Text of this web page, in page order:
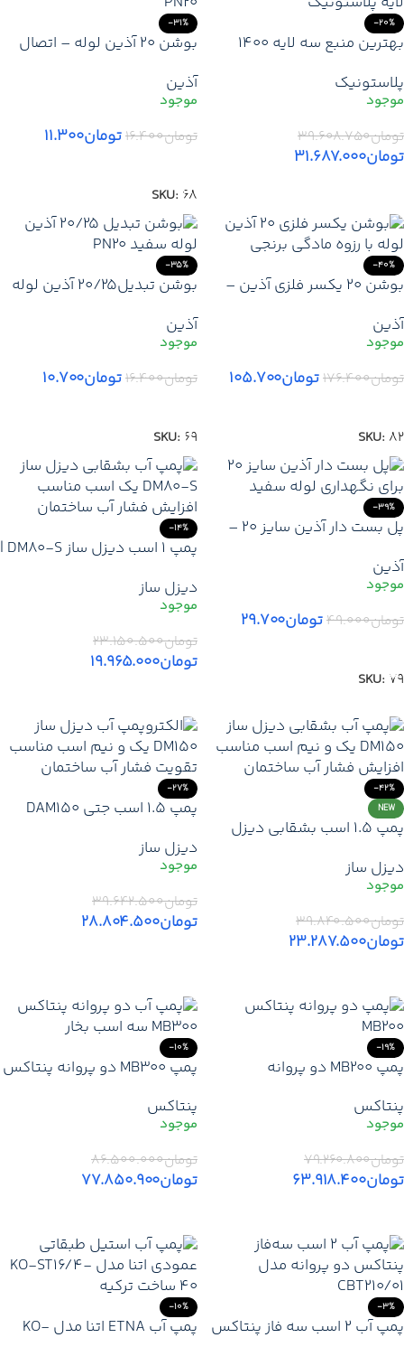
-20%
بهترین منبع سه لایه 1400
لیتری پلاستونیک با تخفیف در
تهران کرج دماوند
پلاستونیک
تومان۳۹.۶۰۸.۷۵۰
تومان۳۱.۶۸۷.۰۰۰
-31%
بوشن ۲۰ آذین لوله – اتصال
سیستم‌های لوله‌کشی آب
آذین
تومان۱۶.۴۰۰تومان۱۱.۳۰۰
SKU: 68
-40%
بوشن 20 یکسر فلزی آذین –
فلزی با آب‌بندی مطمئن
آذین
تومان۱۷۶.۴۰۰تومان۱۰۵.۷۰۰
SKU: 82
-35%
بوشن تبدیل20/25 آذین لوله
قطر متفاوت در سیستم‌های
آب‌رسانی
آذین
تومان۱۶.۴۰۰تومان۱۰.۷۰۰
SKU: 69
-39%
پل بست دار آذین سایز ۲۰ –
سیستم‌های لوله‌کشی
آذین
تومان۴۹.۰۰۰تومان۲۹.۷۰۰
SKU: 79
-14%
پمپ 1 اسب دیزل ساز DM80-S |
S هد 56 متر تکفاز- تقویت
فشار آب ساختمان
دیزل ساز
تومان۲۳.۱۵۰.۵۰۰
تومان۱۹.۹۶۵.۰۰۰
-42%
NEW
پمپ 1.5 اسب بشقابی دیزل
الکتروپمپ تقویت فشار آب
ساختمان – هد 38 متر
دیزل ساز
تومان۳۹.۸۴۰.۵۰۰
تومان۲۳.۲۸۷.۵۰۰
-27%
پمپ 1.5 اسب جتی DAM150
فشار آب ساختمان – تکفاز
3000 دور
دیزل ساز
تومان۳۹.۶۴۲.۵۰۰
تومان۲۸.۸۰۴.۵۰۰
-19%
پمپ MB200 دو پروانه
ایتالیا + گارانتی
پنتاکس
تومان۷۹.۲۶۰.۸۰۰
تومان۶۳.۹۱۸.۴۰۰
-10%
پمپ MB300 دو پروانه پنتاکس
معتبر
پنتاکس
تومان۸۶.۵۰۰.۰۰۰
تومان۷۷.۸۵۰.۹۰۰
-3%
پمپ آب 2 اسب سه فاز پنتاکس
-10%
پمپ آب ETNA اتنا مدل KO-